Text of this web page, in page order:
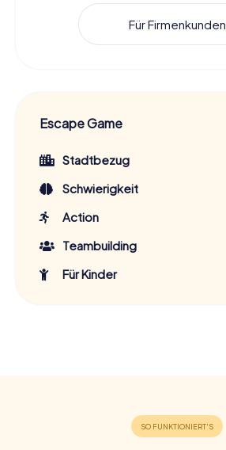
Für Firmenkunden
Escape Game
Stadtbezug
Schwierigkeit
Action
Teambuilding
Für Kinder